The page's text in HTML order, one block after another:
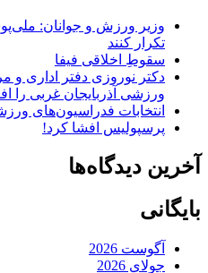
وزیر ورزش و جوانان:
تکرار کنند
سقوطِ اخلاقی فیفا
دکتر نوروزی دفتر اداری و
ورزشی آذربایجان غربی را
انتخابات فدراسیون‌های
پرسپولیس افشا کرد!
آخرین دیدگاه‌ها
بایگانی
آگوست 2026
جولای 2026